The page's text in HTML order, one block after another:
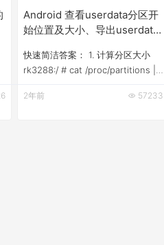
Android 查看userdata分区开
始位置及大小、导出userdata
文件
快速简洁答案： 1. 计算分区大小
rk3288:/ # cat /proc/partitions |
userdata分区 179 14 4534272
2年前 57233